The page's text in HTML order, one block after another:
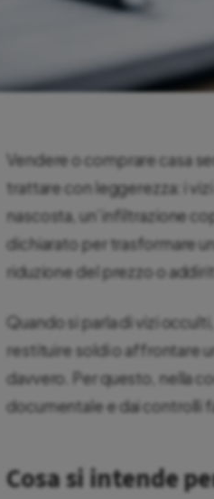
Vendere o comprare casa
trattare con leggerezza: i
nascosta, un’infiltrazione
dichiarato per trasformare
riduzione del prezzo o
Quando si parla di vizi
restituire soldi o affrontare
davvero. Per questo, nella
documentale e dai controlli
Cosa si intende